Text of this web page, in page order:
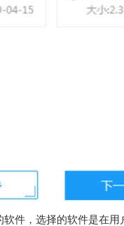
件，选择的软件是在